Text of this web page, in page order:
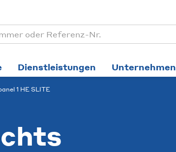
Dienstleistungen Unternehmen
1 HE SLITE